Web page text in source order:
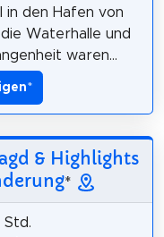
in den Hafen von
Waterhalle und
waren...
*
& Highlights
*
Std.